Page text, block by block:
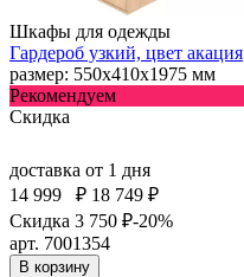
Шкафы для одежды
Гардероб узкий, цвет акация
размер: 550х410х1975 мм
Рекомендуем
Скидка
доставка от 1 дня
14 999
₽ 18 749 ₽
Скидка 3 750 ₽-20%
арт. 7001354
В корзину